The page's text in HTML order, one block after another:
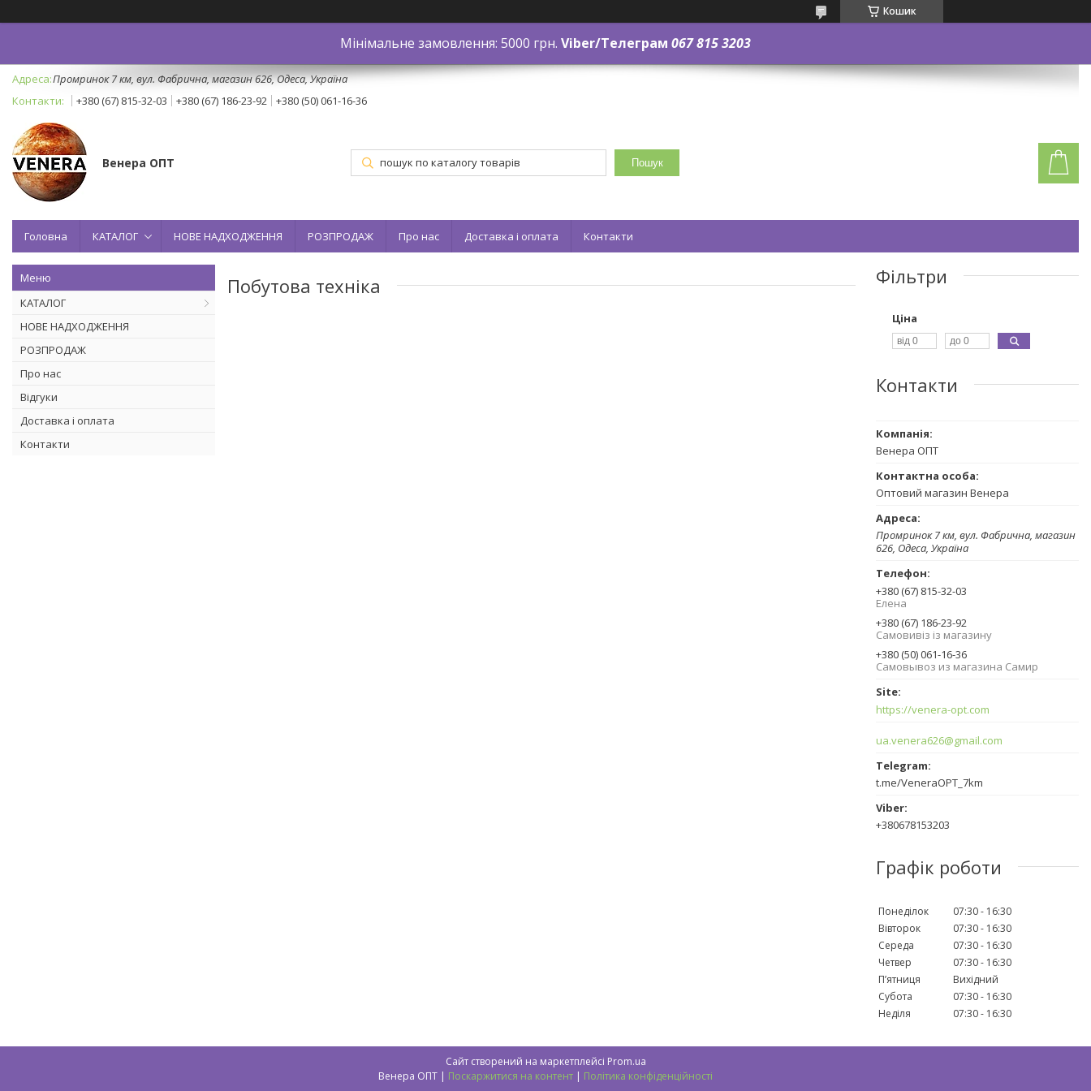
Кошик
Мінімальне замовлення: 5000 грн. Viber/Телеграм 067 815 3203
Промринок 7 км, вул. Фабрична, магазин 626, Одеса, Україна
+380 (67) 815-32-03
+380 (67) 186-23-92 +380 (50) 061-16-36
Венера ОПТ Пошук
Головна КАТАЛОГ НОВЕ НАДХОДЖЕННЯ РОЗПРОДАЖ Про нас Доставка і оплата Контакти
КАТАЛОГ
НОВЕ НАДХОДЖЕННЯ
РОЗПРОДАЖ
Про нас
Відгуки
Доставка і оплата
Контакти
Побутова техніка Фільтри
Ціна
Контакти
Венера ОПТ
Оптовий магазин Венера
Промринок 7 км, вул. Фабрична, магазин
626, Одеса, Україна
+380 (67) 815-32-03
Елена
+380 (67) 186-23-92
Самовивіз із магазину
+380 (50) 061-16-36
Самовывоз из магазина Самир
https://venera-opt.com
ua.venera626@gmail.com
t.me/VeneraOPT_7km
+380678153203
Графік роботи
Понеділок 07:30
16:30
Вівторок
07:30
16:30
Середа
07:30
16:30
Четвер
07:30
16:30
Пʼятниця
Вихідний
Субота
07:30
16:30
Неділя
07:30 16:30
Сайт створений на маркетплейсі Prom.ua
Венера ОПТ | Поскаржитися на контент | Політика конфіденційності